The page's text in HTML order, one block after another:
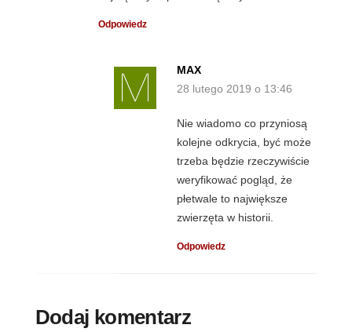
Odpowiedz
MAX
28 lutego 2019 o 13:46
Nie wiadomo co przyniosą
kolejne odkrycia, być może
trzeba będzie rzeczywiście
weryfikować pogląd, że
płetwale to największe
zwierzęta w historii.
Odpowiedz
Dodaj komentarz